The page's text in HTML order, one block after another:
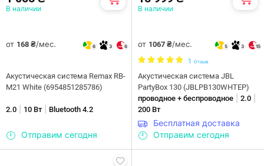
В наличии
от 168 ₴/мес. 6 3 6
Акустическая система Remax RB-
M21 White (6954851285786)
2.0 10 Вт| Bluetooth 4.2
Отправим сегодня
В наличии
от 1067 ₴/мес. 5 3 15
1 Отзыв
Акустическая система JBL
PartyBox 130 (JBLPB130WHTEP)
проводное + беспроводное
2.0
200 Вт
Бесплатная доставка
Отправим сегодня